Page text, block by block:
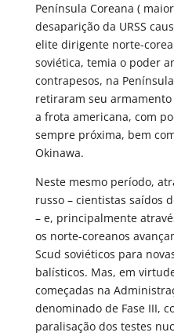
Península Coreana (
desaparição da URSS
elite dirigente norte-
soviética, temia o poder
contrapesos, na
retiraram seu
a frota americana, com
sempre próxima, bem
Okinawa.
Neste mesmo período,
russo – cientistas saídos
– e, principalmente
os norte-coreanos
Scud soviéticos para
balísticos. Mas, em
começadas na
denominado de Fase III,
paralisação dos testes